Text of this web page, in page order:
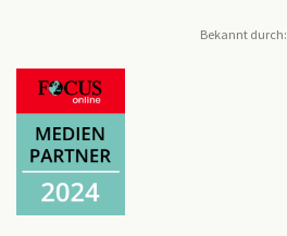
Bekannt durch: